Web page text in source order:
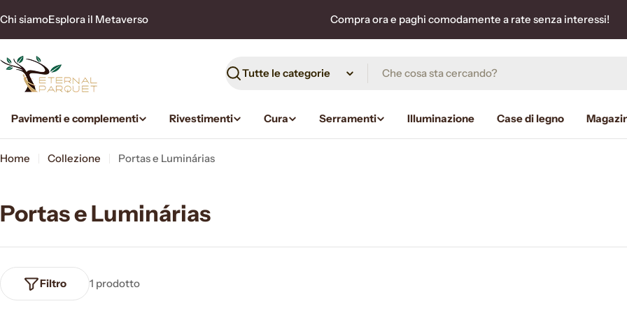
al
contenuto
Chi siamoEsplora il Metaverso Compra ora e paghi comodamente a rate senza interessi!
Ricerca
Pavimenti e complementi Rivestimenti Cura Serramenti Illuminazione Case di legno
Home Collezione Portas e Luminárias
Portas e Luminárias
1 prodotto
Filtro